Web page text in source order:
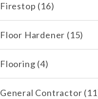
Firestop (16)
Floor Hardener (15)
Flooring (4)
General Contractor